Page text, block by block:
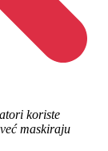
koriste
maskiraju